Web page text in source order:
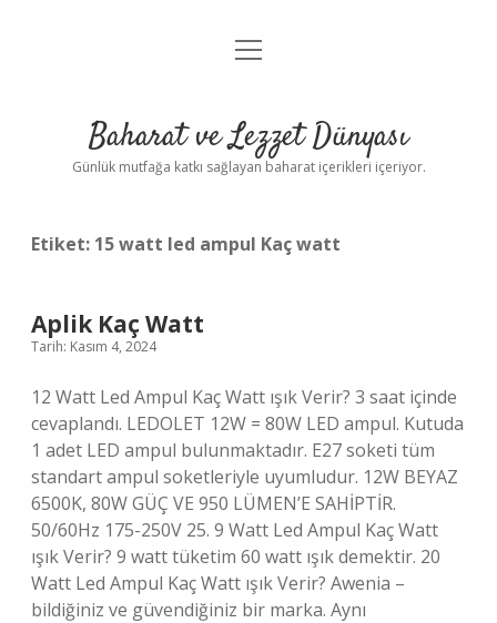
Anasayfa
Yasal Uyarı
menüyü
Baharat ve Lezzet Dünyası
Günlük mutfağa katkı sağlayan baharat içerikleri içeriyor.
Etiket: 15 watt led ampul Kaç watt
Aplik Kaç Watt
Tarih: Kasım 4, 2024
12 Watt Led Ampul Kaç Watt ışık Verir? 3 saat içinde
cevaplandı. LEDOLET 12W = 80W LED ampul. Kutuda
1 adet LED ampul bulunmaktadır. E27 soketi tüm
standart ampul soketleriyle uyumludur. 12W BEYAZ
6500K, 80W GÜÇ VE 950 LÜMEN’E SAHİPTİR.
50/60Hz 175-250V 25. 9 Watt Led Ampul Kaç Watt
ışık Verir? 9 watt tüketim 60 watt ışık demektir. 20
Watt Led Ampul Kaç Watt ışık Verir? Awenia –
bildiğiniz ve güvendiğiniz bir marka. Aynı